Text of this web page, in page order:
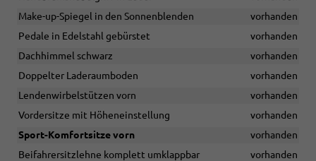
Make-up-Spiegel in den Sonnenblenden
vorhanden
Pedale in Edelstahl gebürstet
vorhanden
Dachhimmel schwarz
vorhanden
Doppelter Laderaumboden
vorhanden
Lendenwirbelstützen vorn
vorhanden
Vordersitze mit Höheneinstellung
vorhanden
Sport-Komfortsitze vorn
vorhanden
Beifahrersitzlehne komplett umklappbar
vorhanden